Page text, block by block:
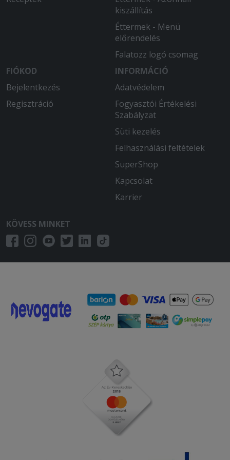
kiszállítás
Éttermek - Menü
előrendelés
Falatozz logó csomag
FIÓKOD
Bejelentkezés
Regisztráció
INFORMÁCIÓ
Adatvédelem
Fogyasztói Értékelési
Szabályzat
Süti kezelés
Felhasználási feltételek
SuperShop
Kapcsolat
Karrier
KÖVESS MINKET